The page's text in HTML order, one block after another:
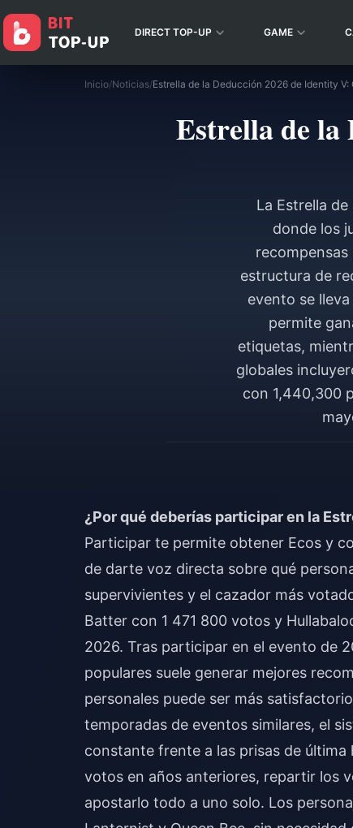
DIRECT TOP-UP GAME
Inicio/Noticias/
Estrella de la
La Estrella
donde los
estructura de
evento se
permite
etiquetas,
globales
con 1,440,300
¿Por qué deberías participar en la
Participar te permite obtener Ecos y
de darte voz directa sobre qué
supervivientes y el cazador más
Batter con 1 471 800 votos y
2026. Tras participar en el evento de
populares suele generar mejores
personales puede ser más
temporadas de eventos similares, el
constante frente a las prisas de
votos en años anteriores, repartir los
apostarlo todo a uno solo. Los